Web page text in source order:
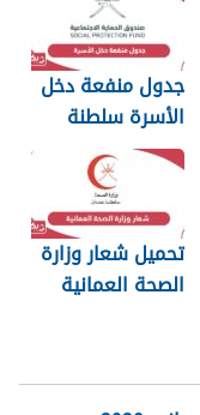
جدول منفعة دخل
الأسرة سلطنة
عمان 2026
تحميل شعار وزارة
الصحة العمانية